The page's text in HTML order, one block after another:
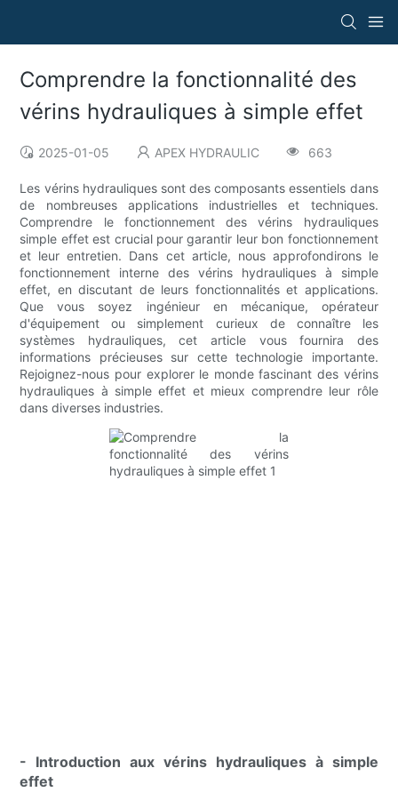
Comprendre la fonctionnalité des
vérins hydrauliques à simple effet
2025-01-05 APEX HYDRAULIC 663
Les vérins hydrauliques sont des composants essentiels dans
de nombreuses applications industrielles et techniques.
Comprendre le fonctionnement des vérins hydrauliques
simple effet est crucial pour garantir leur bon fonctionnement
et leur entretien. Dans cet article, nous approfondirons le
fonctionnement interne des vérins hydrauliques à simple
effet, en discutant de leurs fonctionnalités et applications.
Que vous soyez ingénieur en mécanique, opérateur
d'équipement ou simplement curieux de connaître les
systèmes hydrauliques, cet article vous fournira des
informations précieuses sur cette technologie importante.
Rejoignez-nous pour explorer le monde fascinant des vérins
hydrauliques à simple effet et mieux comprendre leur rôle
dans diverses industries.
- Introduction aux vérins hydrauliques à simple
effet